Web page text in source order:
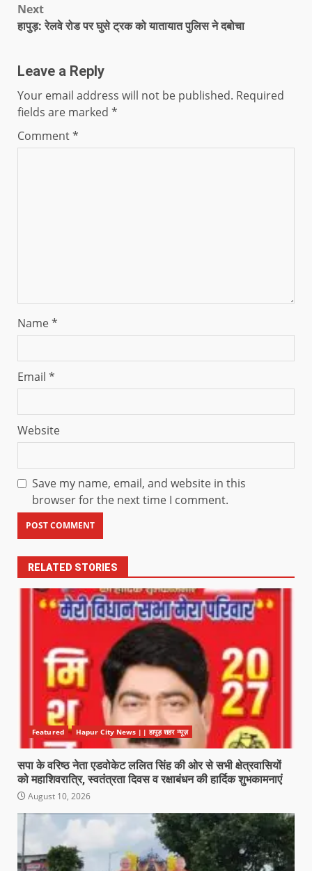
Next
हापुड़: रेलवे रोड पर घुसे ट्रक को यातायात पुलिस ने दबोचा
Leave a Reply
Your email address will not be published. Required
fields are marked *
Comment*
Name*
Email *
Website
Save my name, email, and website in this
browser for the next time I comment.
RELATED STORIES
Featured Hapur City News || हापुड़ शहर न्यूज़
सपा के वरिष्ठ नेता एडवोकेट ललित सिंह की ओर से सभी क्षेत्रवासियों
को महाशिवरात्रि, स्वतंत्रता दिवस व रक्षाबंधन की हार्दिक शुभकामनाएं
August 10, 2026